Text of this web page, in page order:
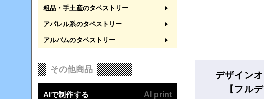
デザイン
【フル
粗品・手土産のタペストリー
アパレル系のタペストリー
アルバムのタペストリー
その他商品
AIで制作する AI print